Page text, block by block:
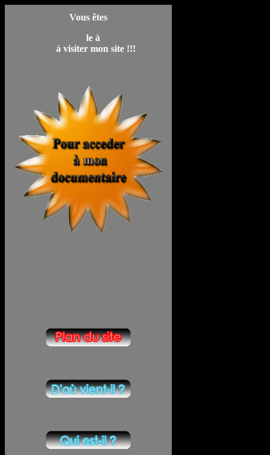
Vous êtes
le à
à visiter mon site !!!